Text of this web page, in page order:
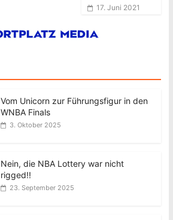
17. Juni 2021
Vom Unicorn zur Führungsfigur in den
WNBA Finals
3. Oktober 2025
Nein, die NBA Lottery war nicht
rigged!!
23. September 2025